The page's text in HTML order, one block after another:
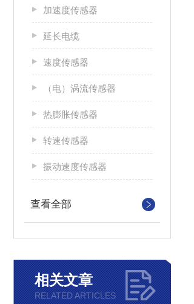
加速度传感器
延长电缆
速度传感器
（电）涡流传感器
热膨胀传感器
转速传感器
振动速度传感器
查看全部
相关文章
RELATED ARTICLES